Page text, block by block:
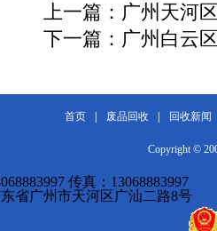
上一篇： 广州天河
下一篇： 广州白云
首页 废品回收 回收新闻
Copyright ©
传真：13068883997
省广州市天河区广汕二路8号